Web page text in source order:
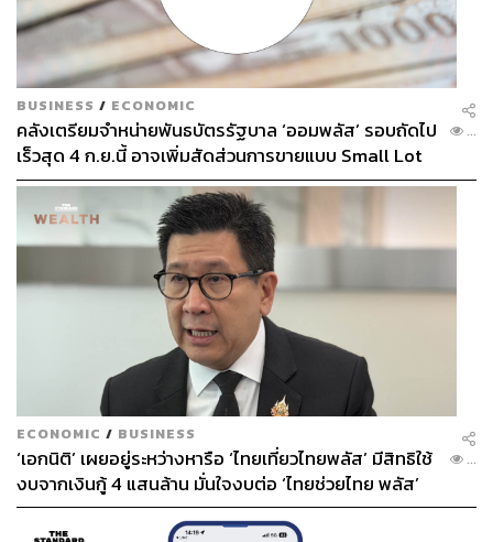
BUSINESS / ECONOMIC
คลังเตรียมจำหน่ายพันธบัตรรัฐบาล ‘ออมพลัส’ รอบถัดไป
เร็วสุด 4 ก.ย.นี้ อาจเพิ่มสัดส่วนการขายแบบ Small Lot
First มากขึ้น
...
ECONOMIC / BUSINESS
‘เอกนิติ’ เผยอยู่ระหว่างหารือ ‘ไทยเที่ยวไทยพลัส’ มีสิทธิใช้
งบจากเงินกู้ 4 แสนล้าน มั่นใจงบต่อ ‘ไทยช่วยไทย พลัส’
เฟส 2 มีเพียงพอ
...